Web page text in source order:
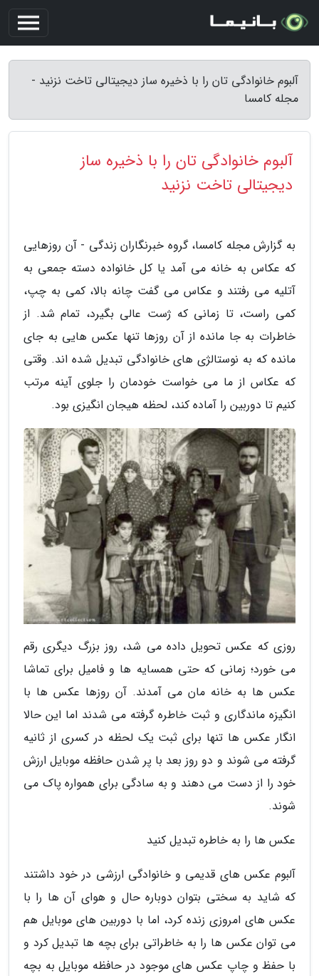
آلبوم خانوادگی تان را با ذخیره ساز دیجیتالی تاخت نزنید -
مجله کامسا
آلبوم خانوادگی تان را با ذخیره ساز
دیجیتالی تاخت نزنید
به گزارش مجله کامسا، گروه خبرنگاران زندگی - آن روزهایی
که عکاس به خانه می آمد یا کل خانواده دسته جمعی به
آتلیه می رفتند و عکاس می گفت چانه بالا، کمی به چپ،
کمی راست، تا زمانی که ژست عالی بگیرد، تمام شد. از
خاطرات به جا مانده از آن روزها تنها عکس هایی به جای
مانده که به نوستالژی های خانوادگی تبدیل شده اند. وقتی
که عکاس از ما می خواست خودمان را جلوی آینه مرتب
کنیم تا دوربین را آماده کند، لحظه هیجان انگیزی بود.
روزی که عکس تحویل داده می شد، روز بزرگ دیگری رقم
می خورد؛ زمانی که حتی همسایه ها و فامیل برای تماشا
عکس ها به خانه مان می آمدند. آن روزها عکس ها با
انگیزه ماندگاری و ثبت خاطره گرفته می شدند اما این حالا
انگار عکس ها تنها برای ثبت یک لحظه در کسری از ثانیه
گرفته می شوند و دو روز بعد با پر شدن حافظه موبایل ارزش
خود را از دست می دهند و به سادگی برای همواره پاک می
شوند.
عکس ها را به خاطره تبدیل کنید
آلبوم عکس های قدیمی و خانوادگی ارزشی در خود داشتند
که شاید به سختی بتوان دوباره حال و هوای آن ها را با
عکس های امروزی زنده کرد، اما با دوربین های موبایل هم
می توان عکس ها را به خاطراتی برای بچه ها تبدیل کرد و
با حفظ و چاپ عکس های موجود در حافظه موبایل به بچه